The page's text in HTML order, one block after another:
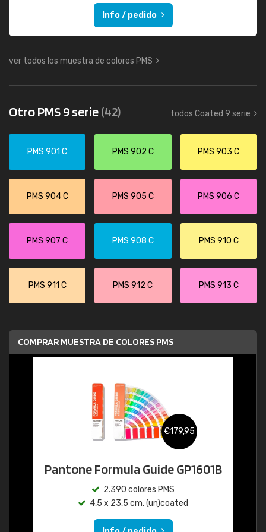
Info / pedido
ver todos los muestra de colores PMS
Otro PMS 9 serie(42) todos Coated 9 serie
PMS 901 C PMS 902 C PMS 903 C
PMS 904 C PMS 905 C PMS 906 C
PMS 907 C PMS 908 C PMS 910 C
PMS 911 C PMS 912 C PMS 913 C
COMPRAR MUESTRA DE COLORES PMS
€179,95
Pantone Formula Guide GP1601B
2.390 colores PMS
4,5 x 23,5 cm, (un)coated